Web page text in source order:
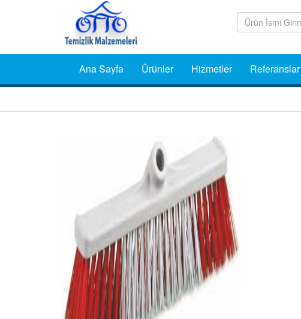
Ana Sayfa Ürünler Hizmetler Referanslar